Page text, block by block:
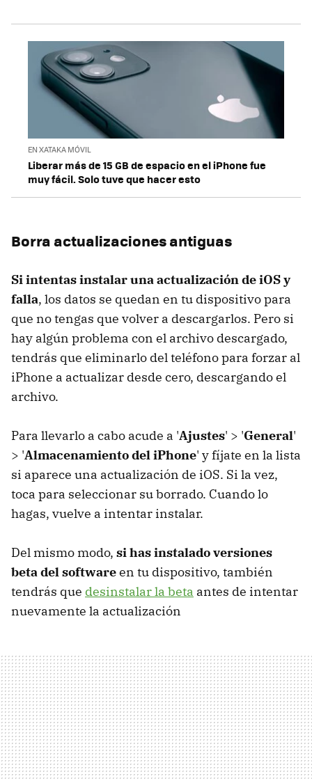
EN XATAKA MÓVIL
Liberar más de 15 GB de espacio en el iPhone fue
muy fácil. Solo tuve que hacer esto
Borra actualizaciones antiguas
Si intentas instalar una actualización de iOS y
falla, los datos se quedan en tu dispositivo para
que no tengas que volver a descargarlos. Pero si
hay algún problema con el archivo descargado,
tendrás que eliminarlo del teléfono para forzar al
iPhone a actualizar desde cero, descargando el
archivo.
Para llevarlo a cabo acude a 'Ajustes' > 'General'
> 'Almacenamiento del iPhone' y fíjate en la lista
si aparece una actualización de iOS. Si la vez,
toca para seleccionar su borrado. Cuando lo
hagas, vuelve a intentar instalar.
Del mismo modo, si has instalado versiones
beta del softwareen tu dispositivo, también
tendrás que desinstalar la beta antes de intentar
nuevamente la actualización